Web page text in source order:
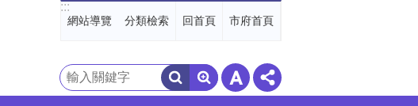
:::
網站導覽 分類檢索 回首頁 市府首頁
搜
尋